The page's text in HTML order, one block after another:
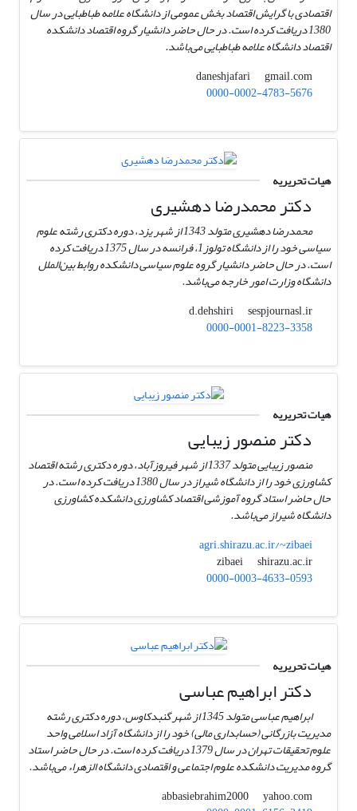
اقتصادی با گرایش اقتصاد بخش عمومی از دانشگاه علامه طباطبایی در سال
1380 دریافت کرده است. در حال حاضر دانشیار گروه اقتصاد دانشکده
اقتصاد دانشگاه علامه طباطبایی می‌باشد.
daneshjafari
gmail.com
0000-0002-4783-5676
هیات تحریریه
دکتر محمد‌رضا دهشیری
محمدرضا دهشیری متولد 1343 از شهر یزد، دوره دکتری رشته علوم
سیاسی خود را از دانشگاه تولوز1، فرانسه در سال 1375 دریافت کرده
است. در حال حاضر دانشیار گروه علوم سیاسی دانشکده روابط بین‌الملل
دانشگاه وزارت امور خارجه می‌باشد.
d.dehshiri
sespjournasl.ir
0000-0001-8223-3358
هیات تحریریه
دکتر منصور زیبایی
منصور زیبایی متولد 1337 از شهر فیروزآباد، دوره دکتری رشته اقتصاد
کشاورزی خود را از دانشگاه شیراز در سال 1380 دریافت کرده است. در
حال حاضر استاد گروه آموزشی اقتصاد کشاورزی دانشکده کشاورزی
دانشگاه شیراز می‌باشد.
agri.shirazu.ac.ir/~zibaei
zibaei
shirazu.ac.ir
0000-0003-4633-0593
هیات تحریریه
دکتر ابراهیم عباسی
ابراهیم عباسی متولد 1345 از شهر گنبدکاوس، دوره دکتری رشته
مدیریت بازرگانی (حسابداری مالی) خود را از دانشگاه آزاد اسلامی واحد
علوم تحقیقات تهران در سال 1379 دریافت کرده است. در حال حاضر استاد
گروه مدیریت دانشکده علوم اجتماعی و اقتصادی دانشگاه الزهراء می‌باشد.
abbasiebrahim2000
yahoo.com